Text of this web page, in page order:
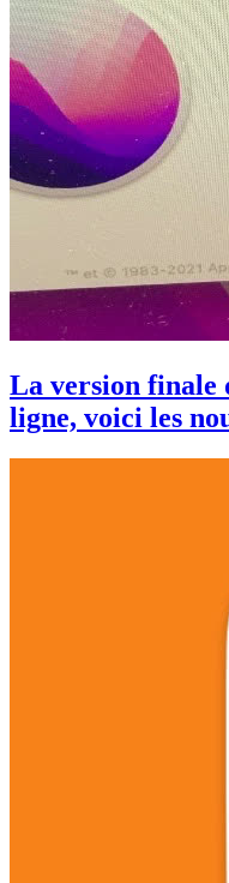
La version finale
ligne, voici les